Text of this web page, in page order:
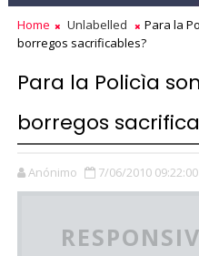
Home Unlabelled
Para la
borregos sacrificables?
Para la Policìa
borregos
Anónimo 7/06/2010